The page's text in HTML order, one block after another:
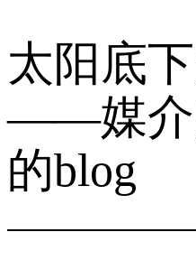
太阳底
——媒介
的blog